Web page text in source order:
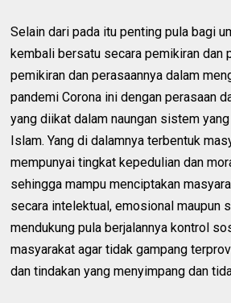
Selain dari pada itu penting pula bagi
kembali bersatu secara pemikiran dan
pemikiran dan perasaannya dalam
pandemi Corona ini dengan perasaan
yang diikat dalam naungan sistem
Islam. Yang di dalamnya terbentuk
mempunyai tingkat kepedulian dan
sehingga mampu menciptakan
secara intelektual, emosional maupun
mendukung pula berjalannya kontrol
masyarakat agar tidak gampang
dan tindakan yang menyimpang dan